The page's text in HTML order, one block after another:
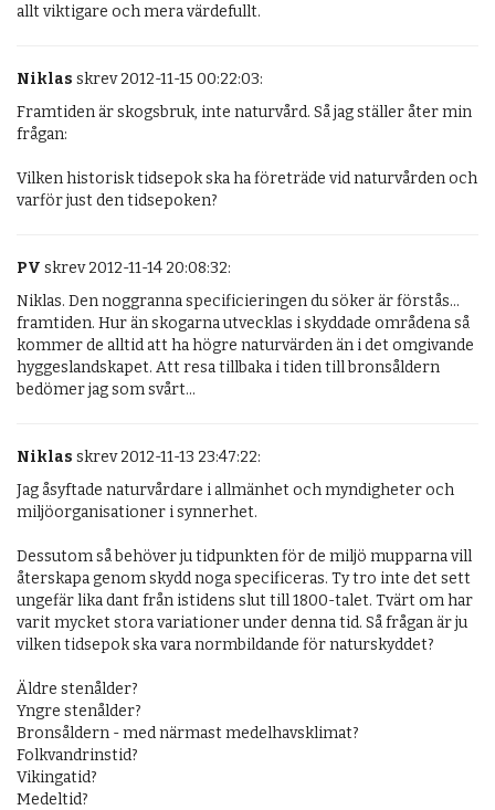
allt viktigare och mera värdefullt.
Niklas skrev 2012-11-15 00:22:03:
Framtiden är skogsbruk, inte naturvård. Så jag ställer åter min
frågan:
Vilken historisk tidsepok ska ha företräde vid naturvården och
PV skrev 2012-11-14 20:08:32:
Niklas. Den noggranna specificieringen du söker är förstås...
framtiden. Hur än skogarna utvecklas i skyddade områdena så
kommer de alltid att ha högre naturvärden än i det omgivande
hyggeslandskapet. Att resa tillbaka i tiden till bronsåldern
bedömer jag som svårt...
Niklas skrev 2012-11-13 23:47:22:
Jag åsyftade naturvårdare i allmänhet och myndigheter och
miljöorganisationer i synnerhet.
Dessutom så behöver ju tidpunkten för de miljö mupparna vill
återskapa genom skydd noga specificeras. Ty tro inte det sett
ungefär lika dant från istidens slut till 1800-talet. Tvärt om har
varit mycket stora variationer under denna tid. Så frågan är ju
vilken tidsepok ska vara normbildande för naturskyddet?
Äldre stenålder?
Yngre stenålder?
Bronsåldern - med närmast medelhavsklimat?
Folkvandrinstid?
Vikingatid?
Medeltid?